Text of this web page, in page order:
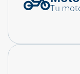
Tu